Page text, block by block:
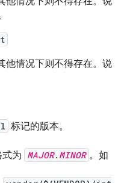
他情况下则不得存在。说
标记的版本。
为 MAJOR. MINOR 。如